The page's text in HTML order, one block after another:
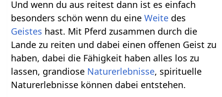
Und wenn du aus reitest dann ist es einfach
besonders schön wenn du eineWeite des
Geistes hast. Mit Pferd zusammen durch die
Lande zu reiten und dabei einen offenen Geist zu
haben, dabei die Fähigkeit haben alles los zu
lassen, grandiose Naturerlebnisse, spirituelle
Naturerlebnisse können dabei entstehen.